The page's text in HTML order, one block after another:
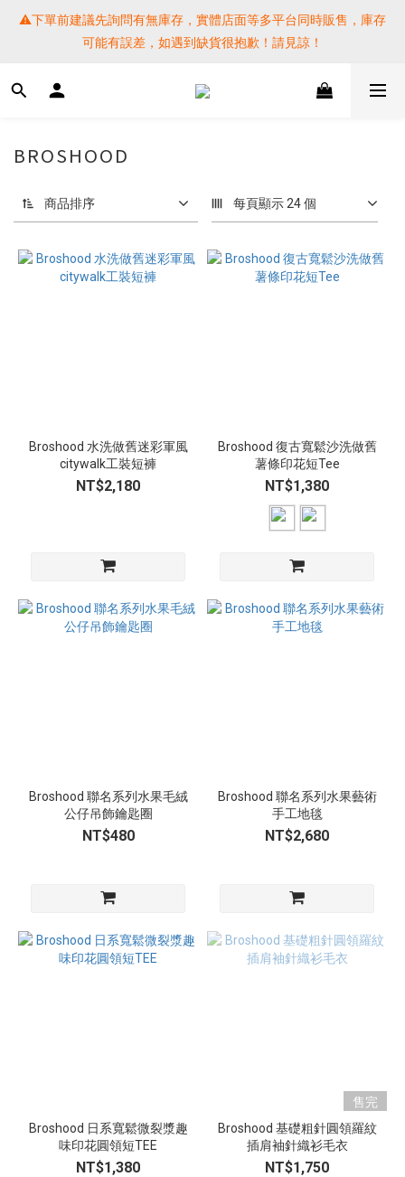
⚠️下單前建議先詢問有無庫存，實體店面等多平台同時販售，庫存
可能有誤差，如遇到缺貨很抱歉！請見諒！
⚠️下單前建議先詢問有無庫存，實體店面等多平台同時販售，庫存
可能有誤差，如遇到缺貨很抱歉！請見諒！
SF EXPRESS WORLD SHIPPING
⚠️下單前建議先詢問有無庫存，實體店面等多平台同時販售，庫存
BROSHOOD
商品排序 每頁顯示 24 個
Broshood 水洗做舊迷彩軍風
citywalk工裝短褲
NT$2,180
Broshood 復古寬鬆沙洗做舊
薯條印花短Tee
NT$1,380
Broshood 聯名系列水果毛絨
公仔吊飾鑰匙圈
NT$480
Broshood 聯名系列水果藝術
手工地毯
NT$2,680
Broshood 日系寬鬆微裂漿趣
味印花圓領短TEE
NT$1,380
售完
Broshood 基礎粗針圓領羅紋
插肩袖針織衫毛衣
NT$1,750